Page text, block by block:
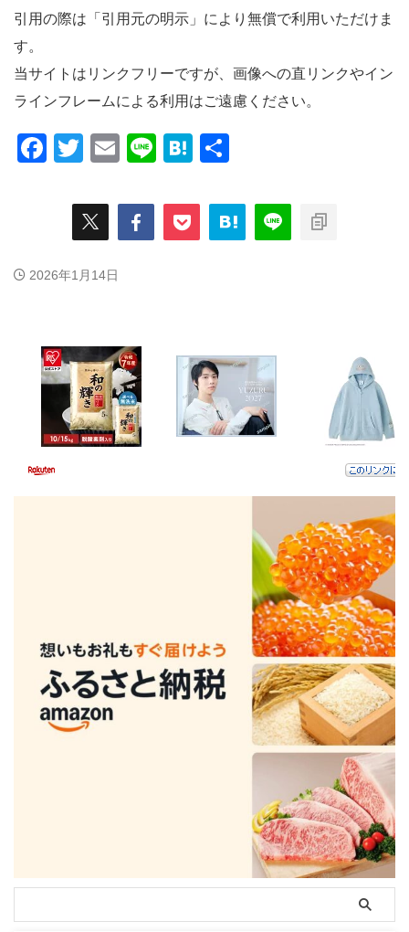
引用の際は「引用元の明示」により無償で利用いただけま
す。
当サイトはリンクフリーですが、画像への直リンクやイン
ラインフレームによる利用はご遠慮ください。
F
b
k
T
tt
er
E
ail
Li
e
H
e
n
2026年1月14日